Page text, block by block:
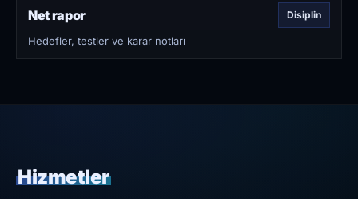
Net rapor Disiplin
Hedefler, testler ve karar notları
Hizmetler